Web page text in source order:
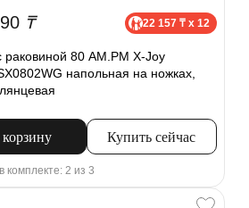
₸ 22 157 ₸ x 12
раковиной 80 AM.PM X-Joy
напольная на ножках,
Купить сейчас
комплекте: 2 из 3